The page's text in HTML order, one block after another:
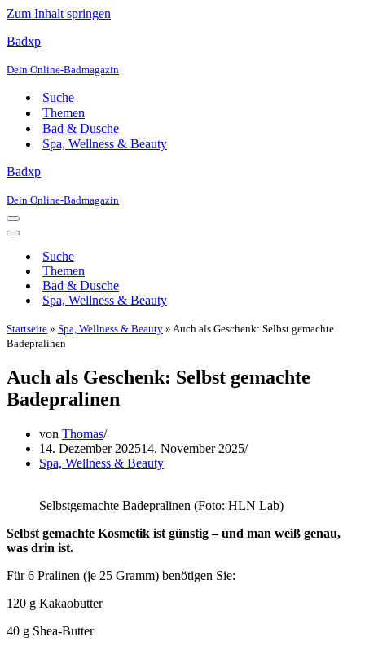
Zum Inhalt springen
Badxp
Dein Online-Badmagazin
Suche
Themen
Bad & Dusche
Spa, Wellness & Beauty
Badxp
Dein Online-Badmagazin
Navigationsmenü
Navigationsmenü
Suche
Themen
Bad & Dusche
Spa, Wellness & Beauty
Startseite » Spa, Wellness & Beauty » Auch als Geschenk: Selbst gemachte
Badepralinen
Auch als Geschenk: Selbst gemachte
Badepralinen
von Thomas
14. Dezember 202514. November 2025
Spa, Wellness & Beauty
Selbstgemachte Badepralinen (Foto: HLN Lab)
Selbst gemachte Kosmetik ist günstig – und man weiß genau,
was drin ist.
Für 6 Pralinen (je 25 Gramm) benötigen Sie:
120 g Kakaobutter
40 g Shea-Butter